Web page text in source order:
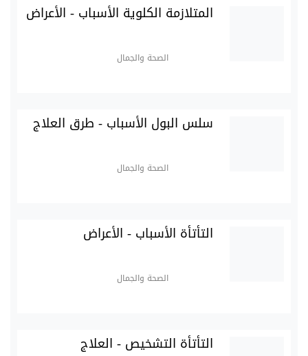
المتلازمة الكلوية الأسباب - الأعراض
الصحة والجمال
سلس البول الأسباب - طرق العلاج
الصحة والجمال
التأتأة الأسباب - الأعراض
الصحة والجمال
التأتأة التشخيص - العلاج